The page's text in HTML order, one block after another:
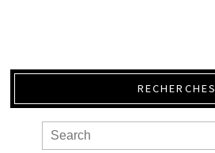
RECHERCHES